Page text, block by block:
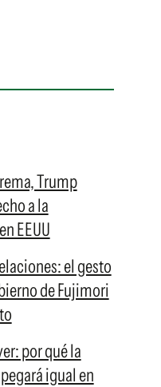
Trump
a la
EEUU
el gesto
de Fujimori
por qué la
igual en